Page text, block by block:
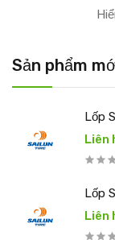
Sản phẩm
Lốp
Liên
Lốp
Liên